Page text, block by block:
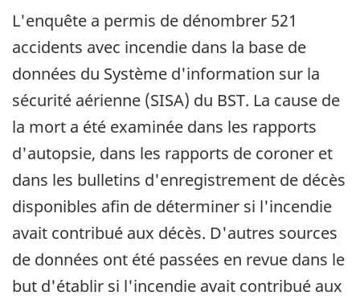
L'enquête a permis de dénombrer 521
accidents avec incendie dans la base de
données du Système d'information sur la
sécurité aérienne (SISA) du BST. La cause de
la mort a été examinée dans les rapports
d'autopsie, dans les rapports de coroner et
dans les bulletins d'enregistrement de décès
disponibles afin de déterminer si l'incendie
avait contribué aux décès. D'autres sources
de données ont été passées en revue dans le
but d'établir si l'incendie avait contribué aux